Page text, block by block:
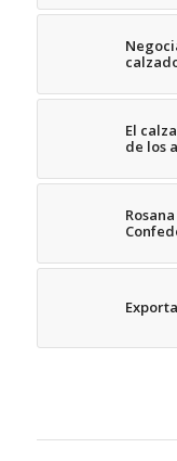
El
de los